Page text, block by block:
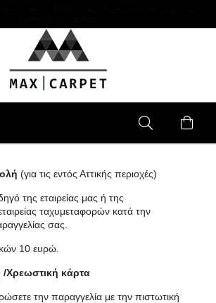
(για τις εντός Αττικής περιοχές)
της εταιρείας μας ή της
ταχυμεταφορών κατά την
σας.
10 ευρώ.
/Χρεωστική κάρτα
την παραγγελία με την πιστωτική